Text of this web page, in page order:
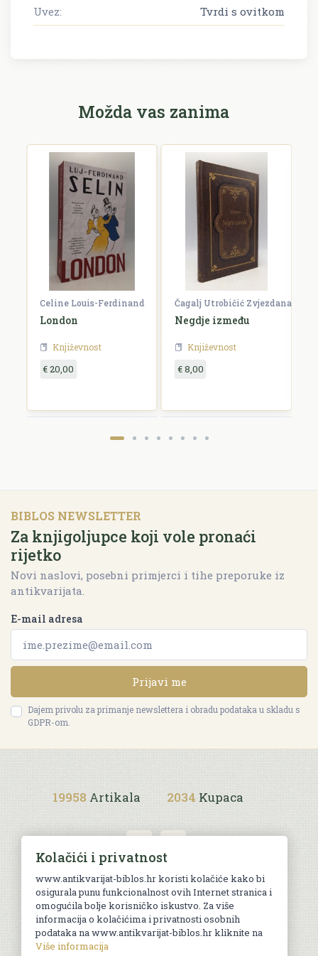
Uvez:
Tvrdi s ovitkom
Možda vas zanima
Celine Louis-Ferdinand
London
Književnost
€ 20,00
Čagalj Utrobičić Zvjezdana
Negdje između
Književnost
€ 8,00
BIBLOS NEWSLETTER
Za knjigoljupce koji vole pronaći
rijetko
Novi naslovi, posebni primjerci i tihe preporuke iz
antikvarijata.
E-mail adresa
Prijavi me
Dajem privolu za primanje newslettera i obradu podataka u skladu s
GDPR-om.
19958 Artikala 2034 Kupaca
Uvjeti kupnje
Kolačići i privatnost
www.antikvarijat-biblos.hr koristi kolačiće kako bi
osigurala punu funkcionalnost ovih Internet stranica i
omogućila bolje korisničko iskustvo. Za više
informacija o kolačićima i privatnosti osobnih
podataka na www.antikvarijat-biblos.hr kliknite na
Više informacija